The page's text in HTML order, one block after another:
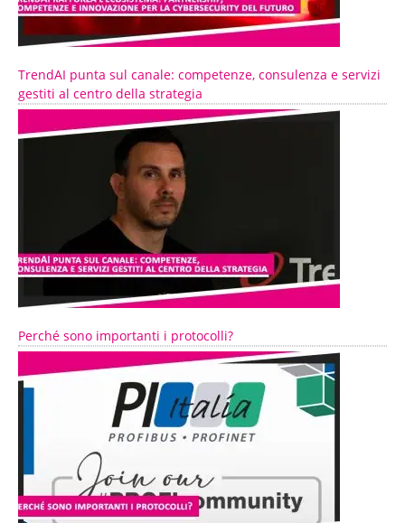
TrendAI punta sul canale: competenze, consulenza e servizi
gestiti al centro della strategia
Perché sono importanti i protocolli?